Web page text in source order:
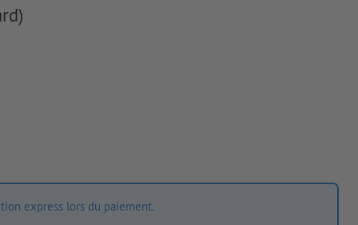
express lors du paiement.